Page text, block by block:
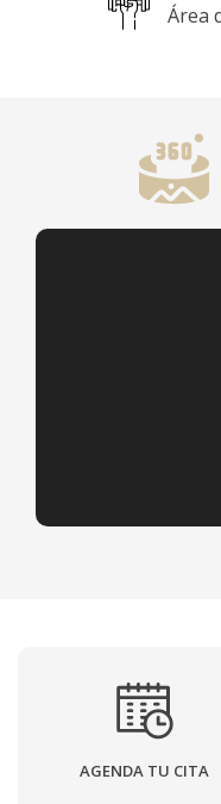
Área
AGENDA TU CITA